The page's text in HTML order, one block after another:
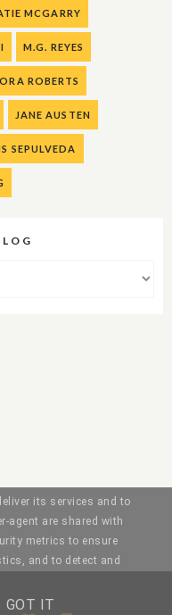
MCGARRY
M.G. REYES
ROBERTS
JANE AUSTEN
SEPULVEDA
its services and to
agent are shared with
metrics to ensure
and to detect and
GOT IT